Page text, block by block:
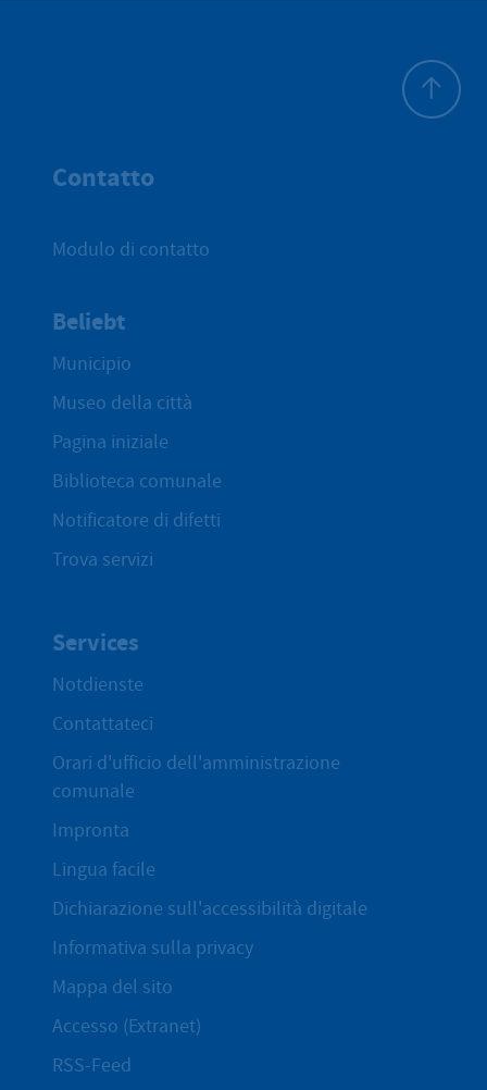
Contatto
Modulo di contatto
Beliebt
Municipio
Museo della città
Pagina iniziale
Biblioteca comunale
Notificatore di difetti
Trova servizi
Services
Notdienste
Contattateci
Orari d'ufficio dell'amministrazione
comunale
Impronta
Lingua facile
Dichiarazione sull'accessibilità digitale
Informativa sulla privacy
Mappa del sito
Accesso (Extranet)
RSS-Feed